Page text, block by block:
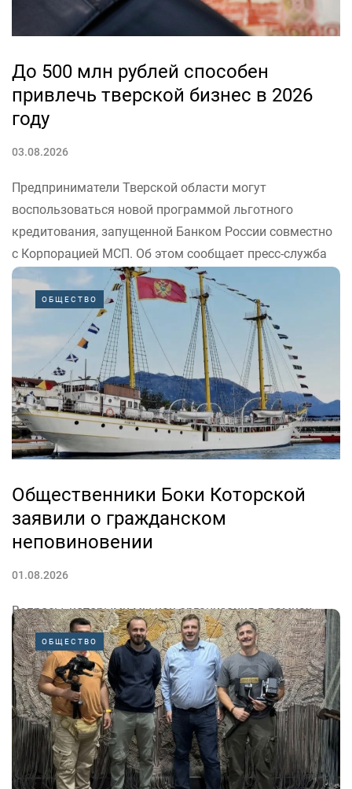
До 500 млн рублей способен
привлечь тверской бизнес в 2026
году
03.08.2026
Предприниматели Тверской области могут
воспользоваться новой программой льготного
кредитования, запущенной Банком России совместно
с Корпорацией МСП. Об этом сообщает пресс-служба
правительства Верхневолжья.
«Наш бизнес, несмотря на сложности, стабильно
развивается. В том числе за счет роста поддержки
малого и среднего предпринимательства»,...
ОБЩЕСТВО
Общественники Боки Которской
заявили о гражданском
неповиновении
01.08.2026
Вопросы, которыми мы как организация в рамках
Совета НПО Боки Которской занимались последние
два года и которые касаются требований Хорватии,
входят в заключительную фазу и в конечном итоге
получат свой эпилог в виде очередной капитуляции
политики...
ОБЩЕСТВО